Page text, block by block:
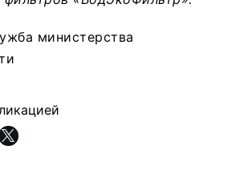
министерства